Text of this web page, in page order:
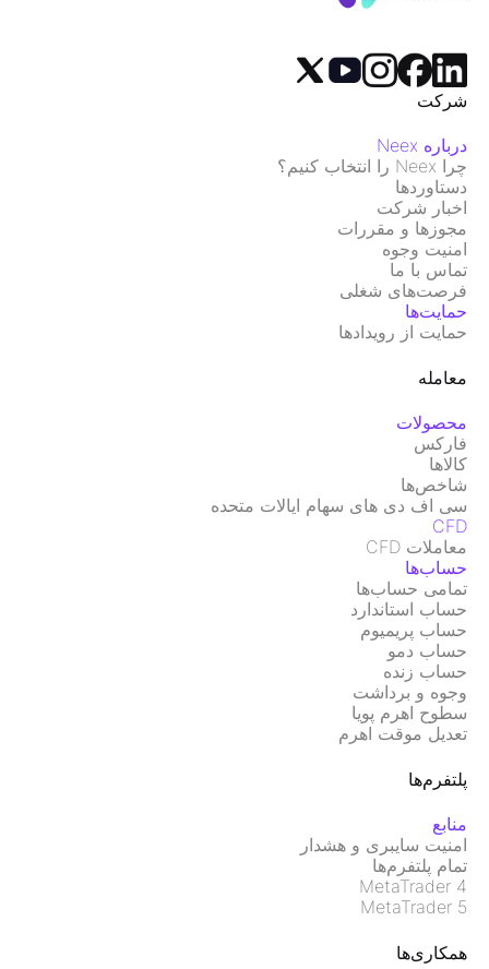
شرکت
درباره Neex
چرا Neex را انتخاب کنیم؟
دستاوردها
اخبار شرکت
مجوزها و مقررات
امنیت وجوه
تماس با ما
فرصت‌های شغلی
حمایت‌ها
حمایت از رویدادها
معامله
محصولات
فارکس
کالاها
شاخص‌ها
سی اف دی های سهام ایالات متحده
CFD
معاملات CFD
حساب‌ها
تمامی حساب‌ها
حساب استاندارد
حساب پریمیوم
حساب دمو
حساب زنده
وجوه و برداشت
سطوح اهرم پویا
تعدیل موقت اهرم
پلتفرم‌ها
منابع
امنیت سایبری و هشدار
تمام پلتفرم‌ها
MetaTrader 4
MetaTrader 5
همکاری‌ها